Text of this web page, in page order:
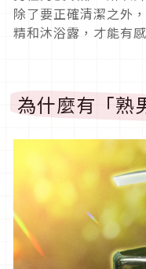
除了要正確清潔之外
精和沐浴露，才能有
為什麼有「熟